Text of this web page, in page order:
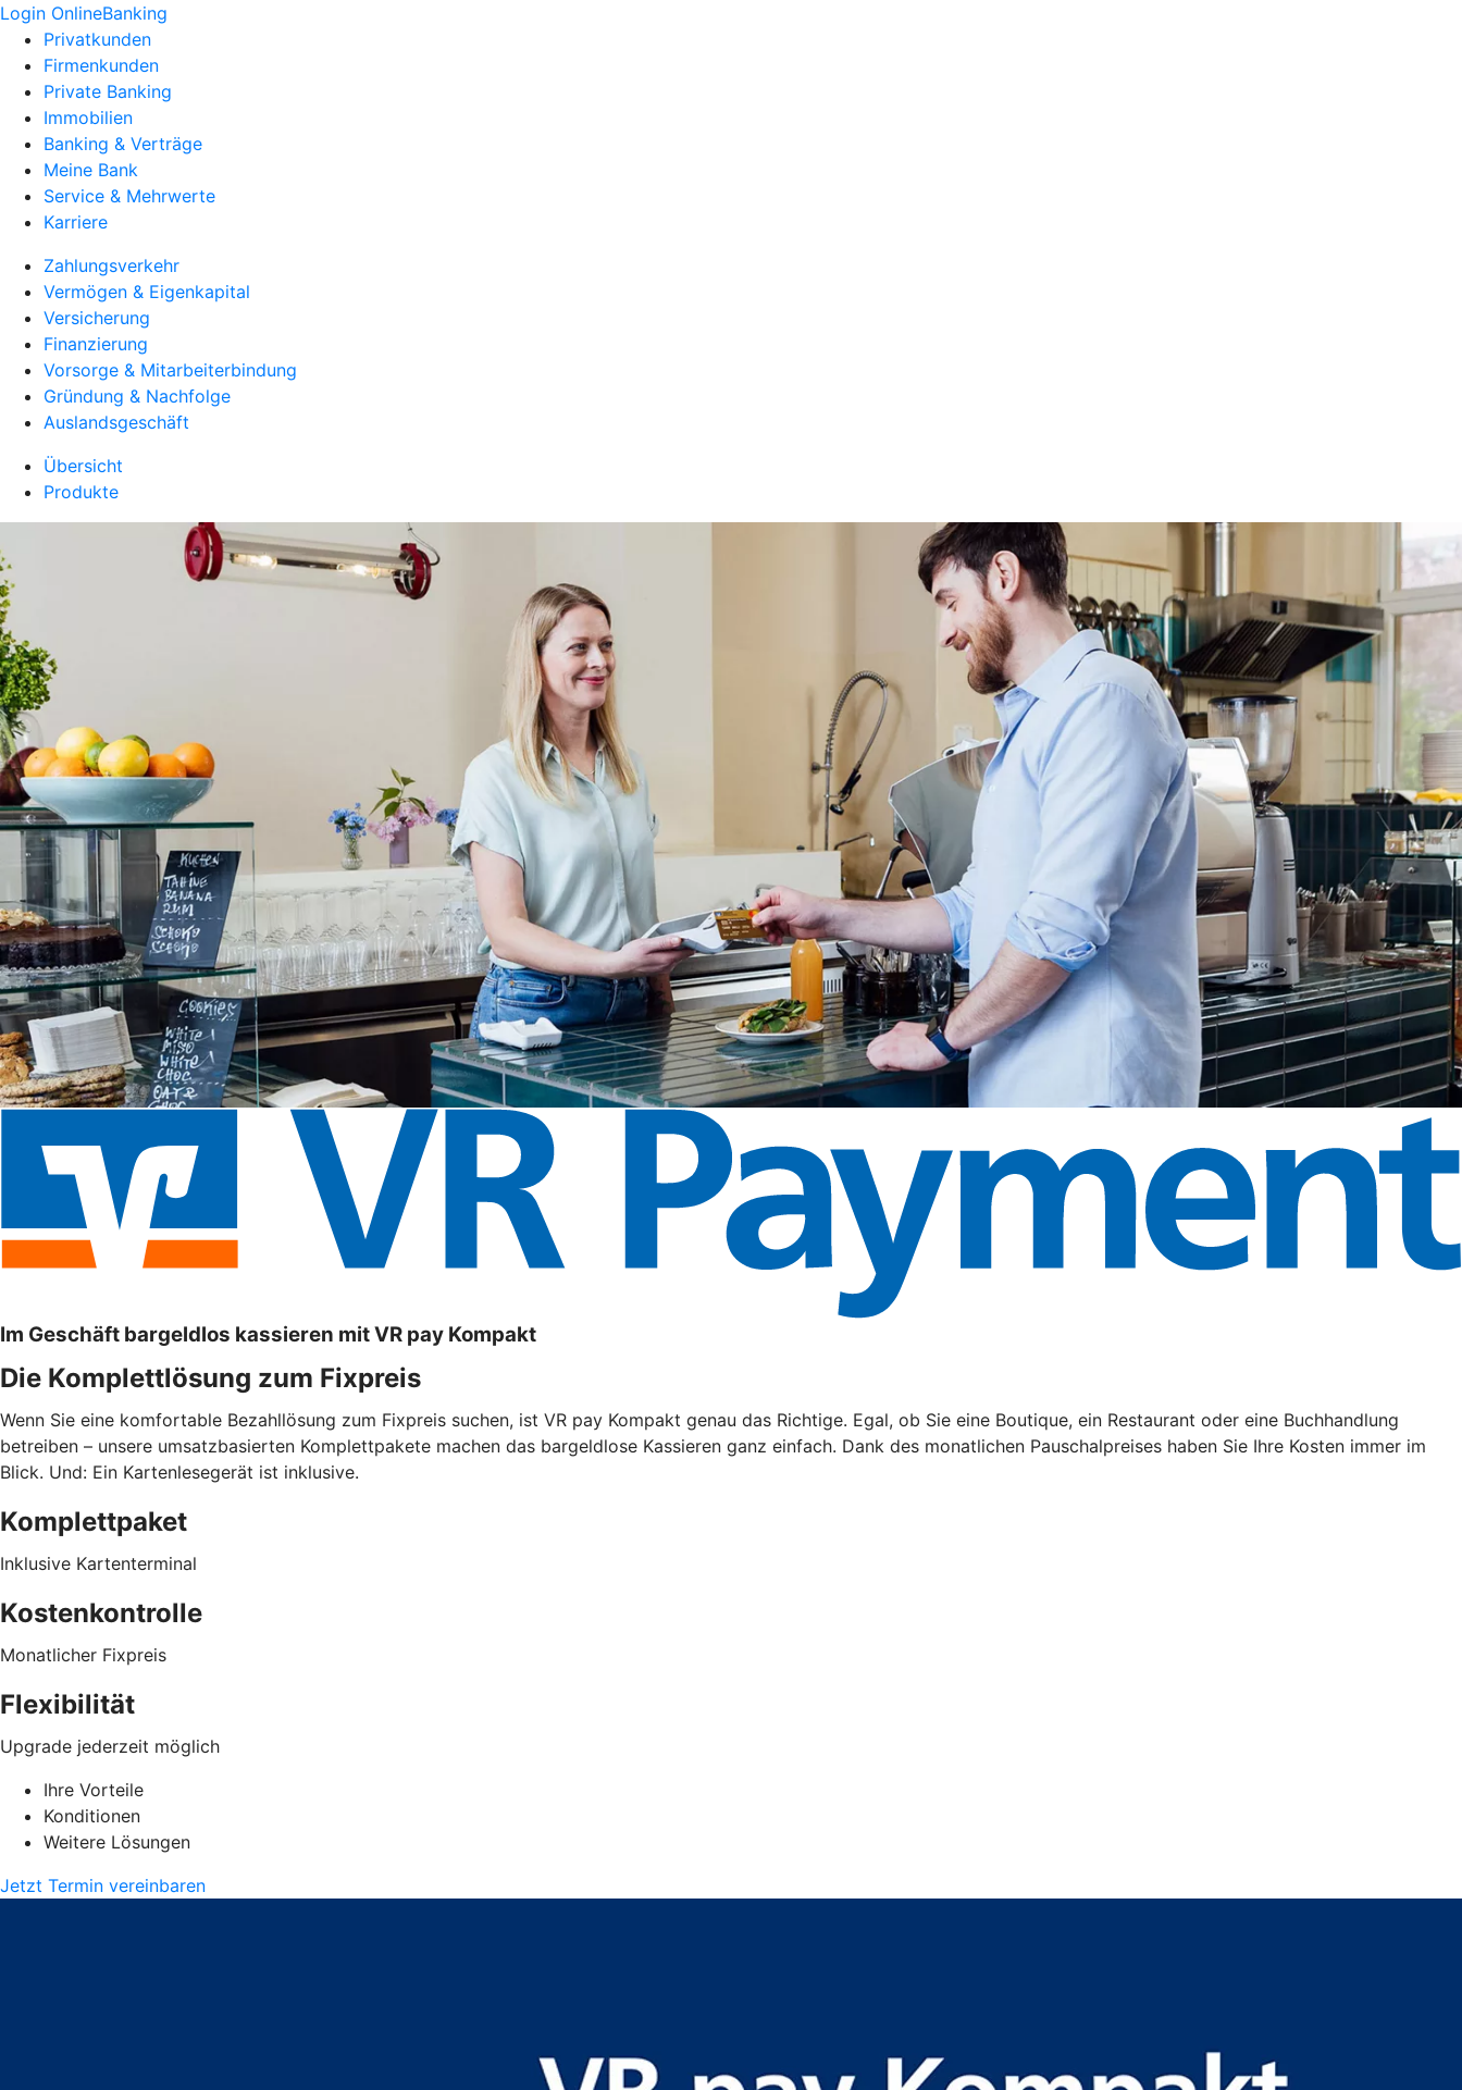
Login OnlineBanking
Privatkunden
Firmenkunden
Private Banking
Immobilien
Banking & Verträge
Meine Bank
Service & Mehrwerte
Karriere
Zahlungsverkehr
Vermögen & Eigenkapital
Versicherung
Finanzierung
Vorsorge & Mitarbeiterbindung
Gründung & Nachfolge
Auslandsgeschäft
Übersicht
Produkte
Im Geschäft bargeldlos kassieren mit VR pay Kompakt
Die Komplettlösung zum Fixpreis
Wenn Sie eine komfortable Bezahllösung zum Fixpreis suchen, ist VR pay Kompakt genau das Richtige. Egal, ob Sie eine Boutique, ein Restaurant oder eine Buchhandlung
betreiben – unsere umsatzbasierten Komplettpakete machen das bargeldlose Kassieren ganz einfach. Dank des monatlichen Pauschalpreises haben Sie Ihre Kosten immer im
Blick. Und: Ein Kartenlesegerät ist inklusive.
Komplettpaket
Inklusive Kartenterminal
Kostenkontrolle
Monatlicher Fixpreis
Flexibilität
Upgrade jederzeit möglich
Ihre Vorteile
Konditionen
Weitere Lösungen
Jetzt Termin vereinbaren